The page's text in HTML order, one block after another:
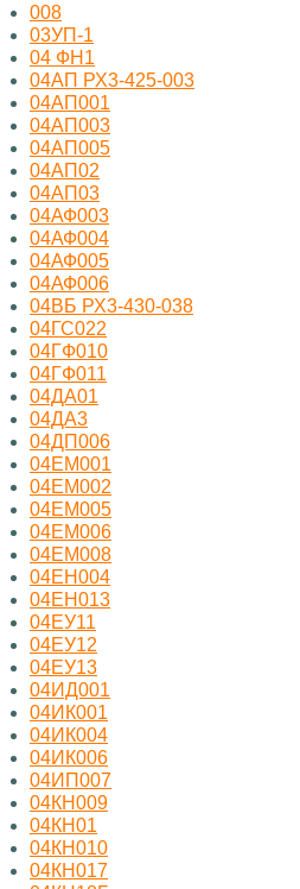
008
03УП-1
04 ФН1
04АП РХ3-425-003
04АП001
04АП003
04АП005
04АП02
04АП03
04АФ003
04АФ004
04АФ005
04АФ006
04ВБ РХ3-430-038
04ГС022
04ГФ010
04ГФ011
04ДА01
04ДА3
04ДП006
04ЕМ001
04ЕМ002
04ЕМ005
04ЕМ006
04ЕМ008
04ЕН004
04ЕН013
04ЕУ11
04ЕУ12
04ЕУ13
04ИД001
04ИК001
04ИК004
04ИК006
04ИП007
04КН009
04КН01
04КН010
04КН017